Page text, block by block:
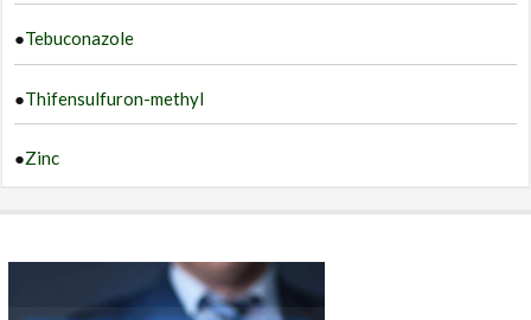
●Tebuconazole
●Thifensulfuron-methyl
●Zinc